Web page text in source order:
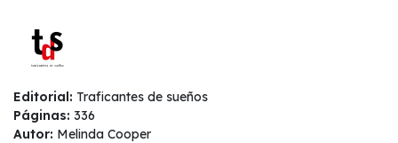
Editorial: Traficantes de sueños
Páginas: 336
Autor: Melinda Cooper